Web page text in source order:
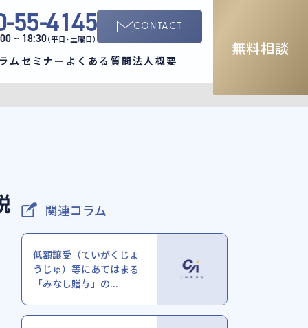
55-4145
~ 18:30（平日・土曜日）
CONTACT
ム セミナー よくある質問法人概要
無料相談
関連コラム
低額譲受（ていがくじょ
うじゅ）等にあてはまる
「みなし贈与」の...